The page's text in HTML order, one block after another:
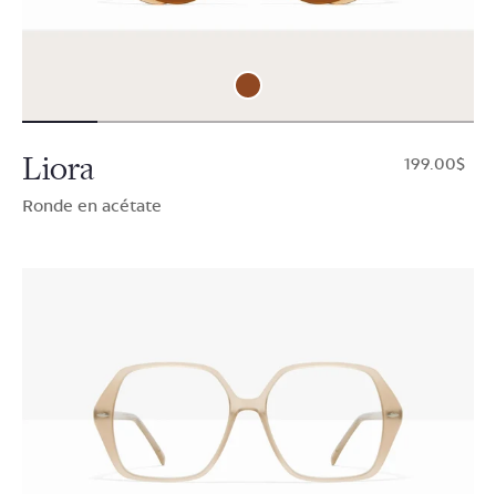
Liora
Ronde en acétate
$199.00